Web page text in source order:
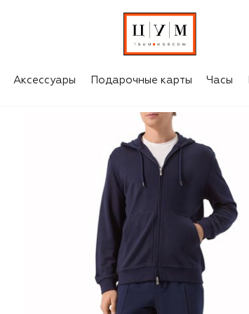
Аксессуары Подарочные карты Часы